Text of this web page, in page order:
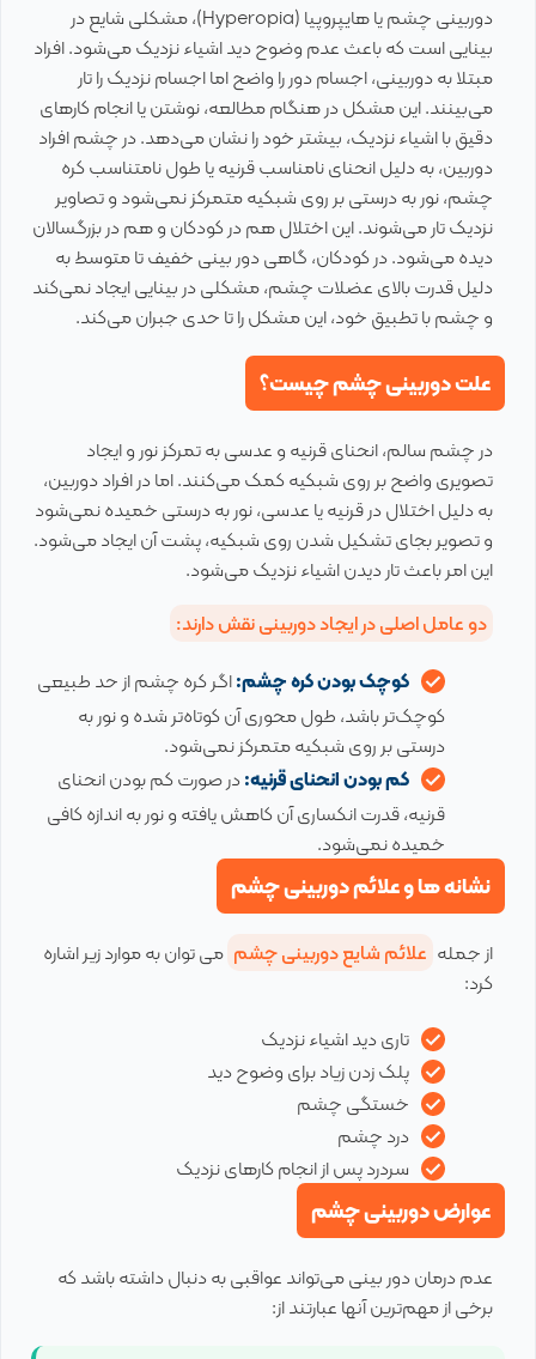
دوربینی چشم یا هایپروپیا (Hyperopia)، مشکلی شایع در
بینایی است که باعث عدم وضوح دید اشیاء نزدیک می‌شود. افراد
مبتلا به دوربینی، اجسام دور را واضح اما اجسام نزدیک را تار
می‌بینند. این مشکل در هنگام مطالعه، نوشتن یا انجام کارهای
دقیق با اشیاء نزدیک، بیشتر خود را نشان می‌دهد. در چشم افراد
دوربین، به دلیل انحنای نامناسب قرنیه یا طول نامتناسب کره
چشم، نور به درستی بر روی شبکیه متمرکز نمی‌شود و تصاویر
نزدیک تار می‌شوند. این اختلال هم در کودکان و هم در بزرگسالان
دیده می‌شود. در کودکان، گاهی دور بینی خفیف تا متوسط به
دلیل قدرت بالای عضلات چشم، مشکلی در بینایی ایجاد نمی‌کند
و چشم با تطبیق خود، این مشکل را تا حدی جبران می‌کند.
علت دوربینی چشم چیست؟
در چشم سالم، انحنای قرنیه و عدسی به تمرکز نور و ایجاد
تصویری واضح بر روی شبکیه کمک می‌کنند. اما در افراد دوربین،
به دلیل اختلال در قرنیه یا عدسی، نور به درستی خمیده نمی‌شود
و تصویر بجای تشکیل شدن روی شبکیه، پشت آن ایجاد می‌شود.
این امر باعث تار دیدن اشیاء نزدیک می‌شود.
دو عامل اصلی در ایجاد دوربینی نقش دارند:
کوچک بودن کره چشم:اگر کره چشم از حد طبیعی
کوچک‌تر باشد، طول محوری آن کوتاه‌تر شده و نور به
درستی بر روی شبکیه متمرکز نمی‌شود.
کم بودن انحنای قرنیه:در صورت کم بودن انحنای
قرنیه، قدرت انکساری آن کاهش یافته و نور به اندازه کافی
خمیده نمی‌شود.
نشانه ها و علائم دوربینی چشم
از جمله علائم شایع دوربینی چشم می توان به موارد زیر اشاره
کرد:
تاری دید اشیاء نزدیک
پلک زدن زیاد برای وضوح دید
خستگی چشم
درد چشم
سردرد پس از انجام کارهای نزدیک
عوارض دوربینی چشم
عدم درمان دور بینی می‌تواند عواقبی به دنبال داشته باشد که
برخی از مهم‌ترین آنها عبارتند از: